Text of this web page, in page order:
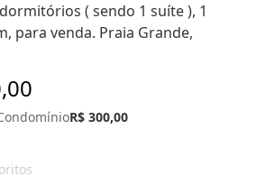
( sendo 1 suíte ), 1
para venda. Praia Grande,
R$ 300,00